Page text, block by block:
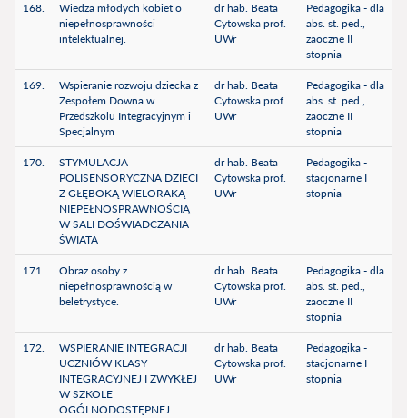
168.
Wiedza młodych kobiet o
niepełnosprawności
intelektualnej.
dr hab. Beata
Cytowska prof.
UWr
Pedagogika - dla
abs. st. ped.,
zaoczne II
stopnia
169.
Wspieranie rozwoju dziecka z
Zespołem Downa w
Przedszkolu Integracyjnym i
Specjalnym
dr hab. Beata
Cytowska prof.
UWr
Pedagogika - dla
abs. st. ped.,
zaoczne II
stopnia
170.
STYMULACJA
POLISENSORYCZNA DZIECI
Z GŁĘBOKĄ WIELORAKĄ
NIEPEŁNOSPRAWNOŚCIĄ
W SALI DOŚWIADCZANIA
ŚWIATA
dr hab. Beata
Cytowska prof.
UWr
Pedagogika -
stacjonarne I
stopnia
171.
Obraz osoby z
niepełnosprawnością w
beletrystyce.
dr hab. Beata
Cytowska prof.
UWr
Pedagogika - dla
abs. st. ped.,
zaoczne II
stopnia
172.
WSPIERANIE INTEGRACJI
UCZNIÓW KLASY
INTEGRACYJNEJ I ZWYKŁEJ
W SZKOLE
OGÓLNODOSTĘPNEJ
dr hab. Beata
Cytowska prof.
UWr
Pedagogika -
stacjonarne I
stopnia